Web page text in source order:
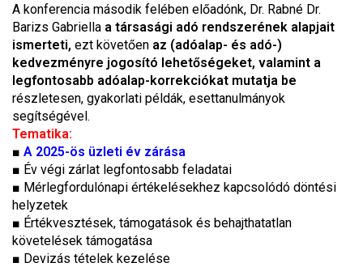
A konferencia második felében előadónk, Dr. Rabné Dr.
Barizs Gabriella a társasági adó rendszerének alapjait
ismerteti, ezt követően az (adóalap- és adó-)
kedvezményre jogosító lehetőségeket, valamint a
legfontosabb adóalap-korrekciókat mutatja be
részletesen, gyakorlati példák, esettanulmányok
segítségével.
Tematika:
■ A 2025-ös üzleti év zárása
■ Év végi zárlat legfontosabb feladatai
■ Mérlegfordulónapi értékelésekhez kapcsolódó döntési
helyzetek
■ Értékvesztések, támogatások és behajthatatlan
követelések támogatása
■ Devizás tételek kezelése